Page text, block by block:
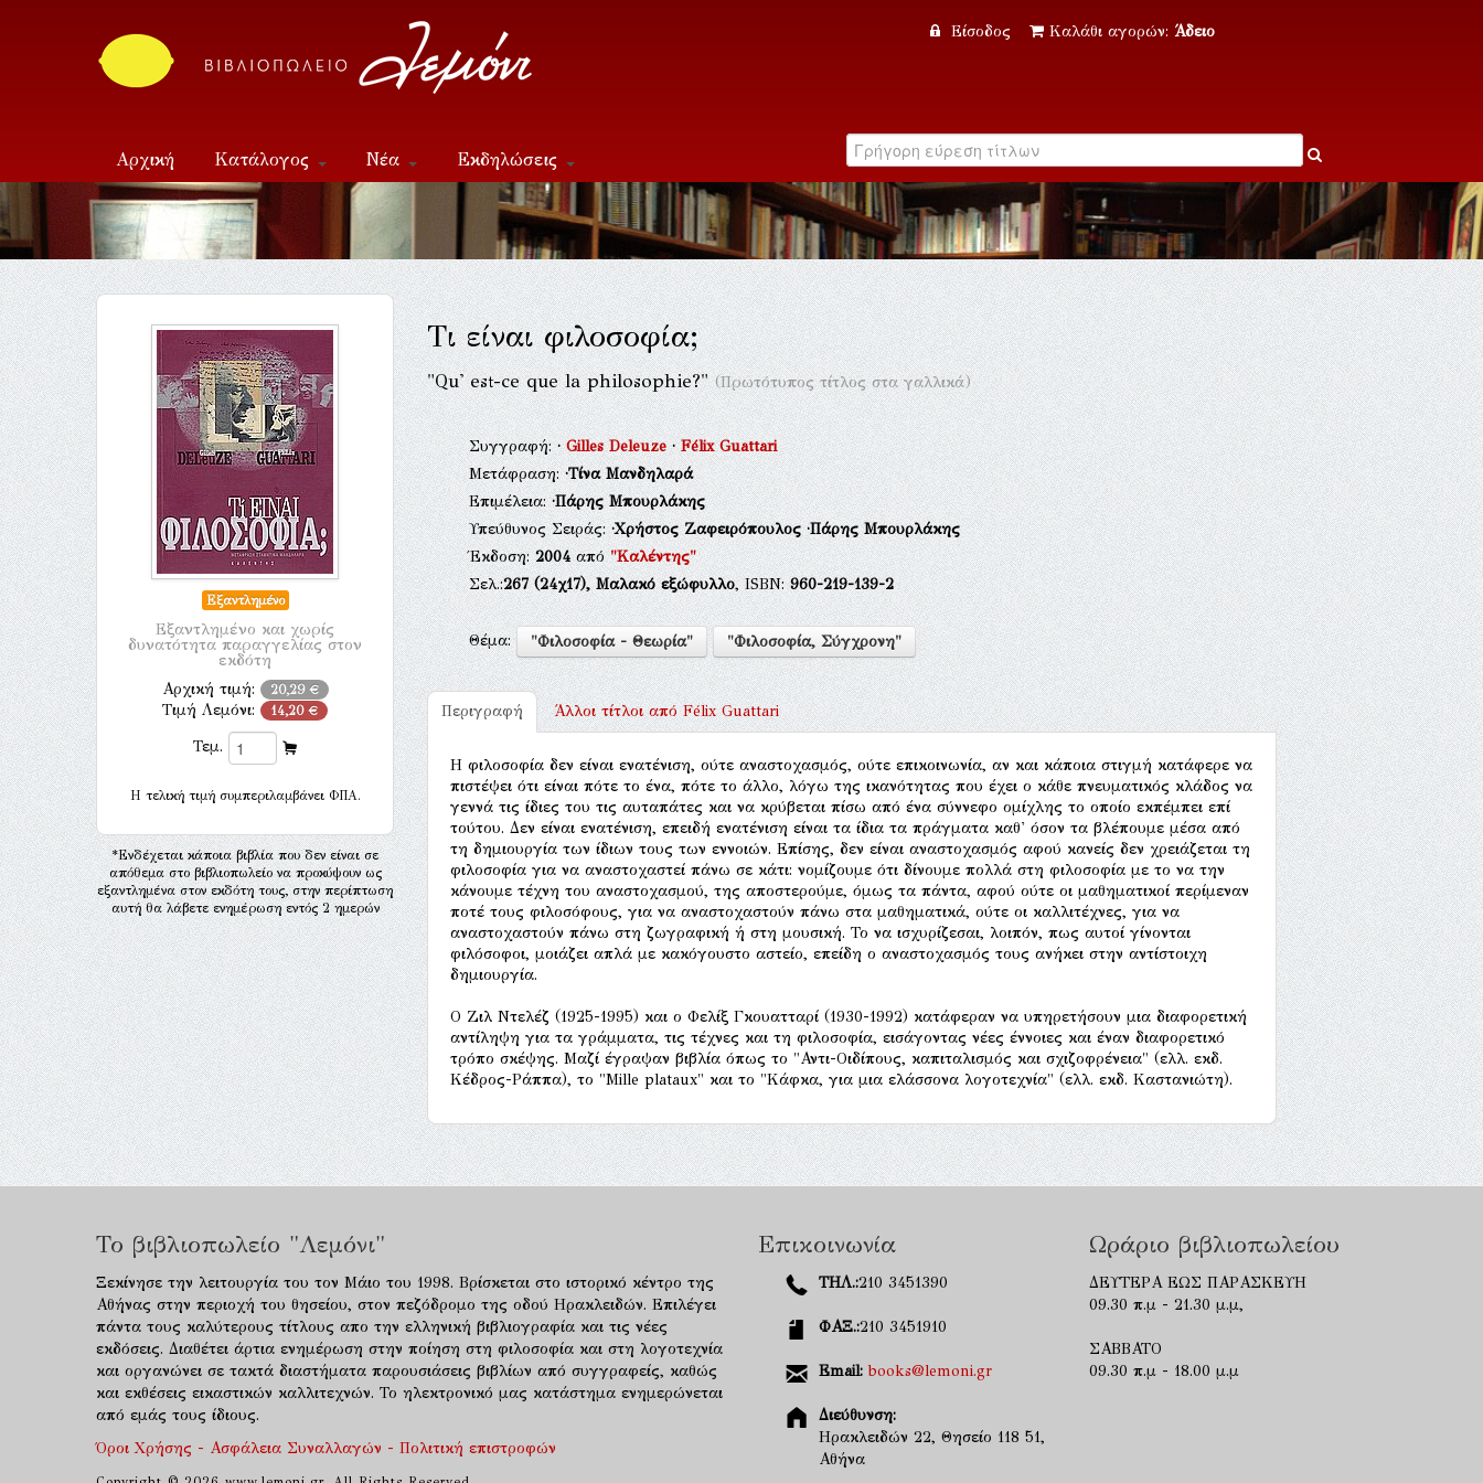
Είσοδος Καλάθι αγορών: Άδειο
Αρχική Κατάλογος Νέα Εκδηλώσεις
Επικοινωνία
Εξαντλημένο
Εξαντλημένο και χωρίς
δυνατότητα παραγγελίας στον
εκδότη
Αρχική τιμή: 20,29 €
Τιμή Λεμόνι: 14,20 €
Τεμ.
H τελική τιμή συμπεριλαμβάνει ΦΠΑ.
*Ενδέχεται κάποια βιβλία που δεν είναι σε
απόθεμα στο βιβλιοπωλείο να προκύψουν ως
εξαντλημένα στον εκδότη τους, στην περίπτωση
αυτή θα λάβετε ενημέρωση εντός 2 ημερών
Τι είναι φιλοσοφία;
"Qu' est-ce que la philosophie?"(Πρωτότυπος τίτλος στα γαλλικά)
Συγγραφή:·Gilles Deleuze·Félix Guattari
Μετάφραση:·Tίνα Μανδηλαρά
Επιμέλεια:·Πάρης Μπουρλάκης
Υπεύθυνος Σειράς:·Χρήστος Ζαφειρόπουλος·Πάρης Μπουρλάκης
Έκδοση:2004από"Καλέντης"
Σελ.:267(24χ17), Μαλακό εξώφυλλο, ISBN:960-219-139-2
Θέμα: "Φιλοσοφία - Θεωρία" "Φιλοσοφία, Σύγχρονη"
Περιγραφή Άλλοι τίτλοι απόFélix Guattari
Η φιλοσοφία δεν είναι ενατένιση, ούτε αναστοχασμός, ούτε επικοινωνία, αν και κάποια στιγμή κατάφερε να
πιστέψει ότι είναι πότε το ένα, πότε το άλλο, λόγω της ικανότητας που έχει ο κάθε πνευματικός κλάδος να
γεννά τις ίδιες του τις αυταπάτες και να κρύβεται πίσω από ένα σύννεφο ομίχλης το οποίο εκπέμπει επί
τούτου. Δεν είναι ενατένιση, επειδή ενατένιση είναι τα ίδια τα πράγματα καθ' όσον τα βλέπουμε μέσα από
τη δημιουργία των ίδιων τους των εννοιών. Επίσης, δεν είναι αναστοχασμός αφού κανείς δεν χρειάζεται τη
φιλοσοφία για να αναστοχαστεί πάνω σε κάτι: νομίζουμε ότι δίνουμε πολλά στη φιλοσοφία με το να την
κάνουμε τέχνη του αναστοχασμού, της αποστερούμε, όμως τα πάντα, αφού ούτε οι μαθηματικοί περίμεναν
ποτέ τους φιλοσόφους, για να αναστοχαστούν πάνω στα μαθηματικά, ούτε οι καλλιτέχνες, για να
αναστοχαστούν πάνω στη ζωγραφική ή στη μουσική. Το να ισχυρίζεσαι, λοιπόν, πως αυτοί γίνονται
φιλόσοφοι, μοιάζει απλά με κακόγουστο αστείο, επείδη ο αναστοχασμός τους ανήκει στην αντίστοιχη
δημιουργία.
Ο Ζιλ Ντελέζ (1925-1995) και ο Φελίξ Γκουατταρί (1930-1992) κατάφεραν να υπηρετήσουν μια διαφορετική
αντίληψη για τα γράμματα, τις τέχνες και τη φιλοσοφία, εισάγοντας νέες έννοιες και έναν διαφορετικό
τρόπο σκέψης. Μαζί έγραψαν βιβλία όπως το "Αντι-Οιδίπους, καπιταλισμός και σχιζοφρένεια" (ελλ. εκδ.
Κέδρος-Ράππα), το "Mille plataux" και το "Κάφκα, για μια ελάσσονα λογοτεχνία" (ελλ. εκδ. Καστανιώτη).
Το βιβλιοπωλείο "Λεμόνι"
Ξεκίνησε την λειτουργία του τον Μάιο του 1998. Βρίσκεται στο ιστορικό κέντρο της
Αθήνας στην περιοχή του θησείου, στον πεζόδρομο της οδού Ηρακλειδών. Επιλέγει
πάντα τους καλύτερους τίτλους απο την ελληνική βιβλιογραφία και τις νέες
εκδόσεις. Διαθέτει άρτια ενημέρωση στην ποίηση στη φιλοσοφία και στη λογοτεχνία
και οργανώνει σε τακτά διαστήματα παρουσιάσεις βιβλίων από συγγραφείς, καθώς
και εκθέσεις εικαστικών καλλιτεχνών. Το ηλεκτρονικό μας κατάστημα ενημερώνεται
από εμάς τους ίδιους.
Όροι Χρήσης - Ασφάλεια Συναλλαγών - Πολιτική επιστροφών
Επικοινωνία
ΤΗΛ.:210 3451390
ΦΑΞ.:210 3451910
Email: books@lemoni.gr
Διεύθυνση:
Ηρακλειδών 22, Θησείο 118 51,
Αθήνα
Ωράριο βιβλιοπωλείου
ΔΕΥΤΕΡΑ ΕΩΣ ΠΑΡΑΣΚΕΥΗ
09.30 π.μ - 21.30 μ.μ,
ΣΑΒΒΑΤΟ
09.30 π.μ - 18.00 μ.μ